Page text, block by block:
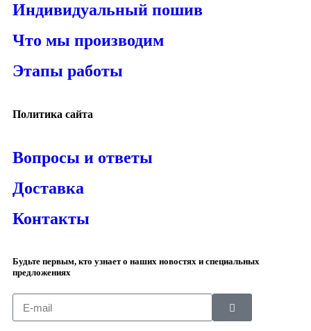
Индивидуальный пошив
Что мы производим
Этапы работы
Политика сайта
Вопросы и ответы
Доставка
Контакты
Будьте первым, кто узнает о наших новостях и специальных
предложениях